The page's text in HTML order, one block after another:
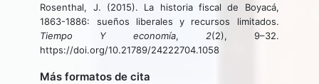
Rosenthal, J. (2015). La historia fiscal de Boyacá,
1863-1886: sueños liberales y recursos limitados.
Tiempo Y economía, 2(2), 9–32.
https://doi.org/10.21789/24222704.1058
Más formatos de cita